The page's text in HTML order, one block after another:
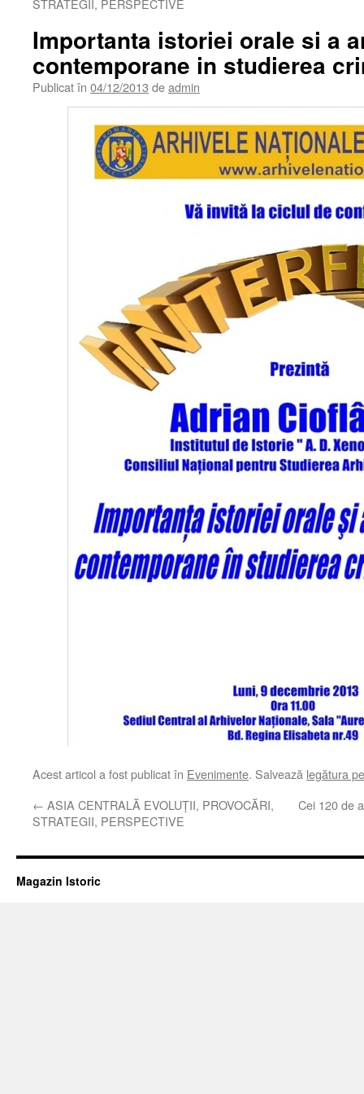
STRATEGII, PERSPECTIVE
Importanta istoriei orale si a
contemporane in studierea
Publicat în 04/12/2013 deadmin
Acest articol a fost publicat în Evenimente. Salvează legătura
← ASIA CENTRALĂ EVOLUŢII, PROVOCĂRI,
STRATEGII, PERSPECTIVE
Cei 120 de
Magazin Istoric